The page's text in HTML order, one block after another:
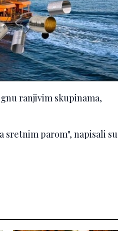
ranjivim skupinama,
sretnim parom", napisali su